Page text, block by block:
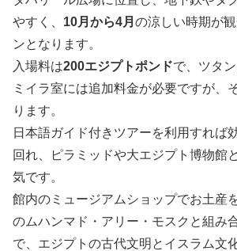
やすく、 10月から4月 の涼しい時期が
ンとなります。
入場料は200エジプトポンドで、ツタ
ミイラ室には追加料金が必要ですが、
ります。
日本語ガイド付きツアーを利用すれば
回れ、ピラミッドや大エジプト博物館
気です。
館内のミュージアムショップでお土産
のムハンマド・アリー・モスクと組み
で、エジプトの古代文明とイスラム文